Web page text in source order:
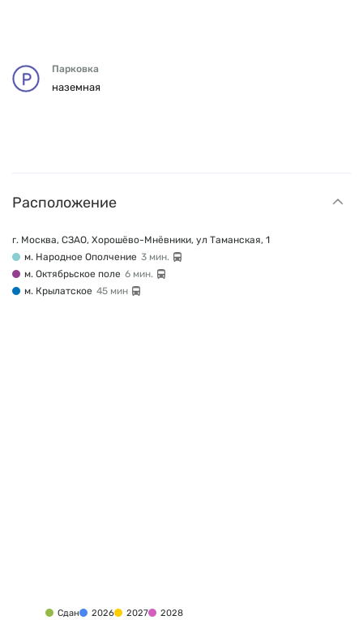
Парковка
наземная
Расположение
г. Москва, СЗАО, Хорошёво-Мнёвники, ул Таманская, 1
м. Народное Ополчение 3 мин.
м. Октябрьское поле 6 мин.
м. Крылатское 45 мин
Сдан 2026 2027 2028